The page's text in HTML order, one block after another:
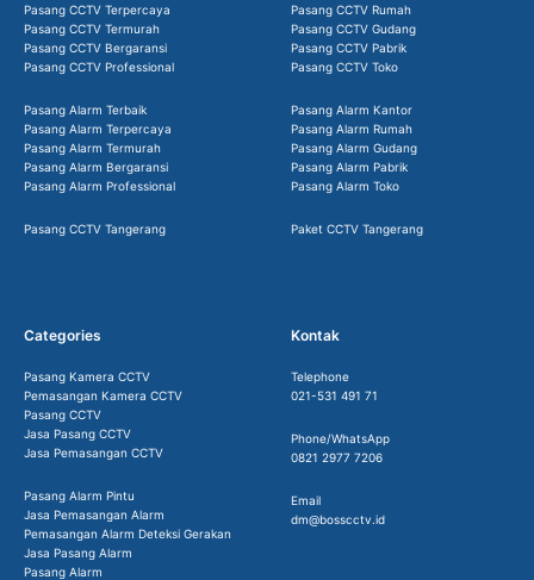
Pasang CCTV Terpercaya
Pasang CCTV Termurah
Pasang CCTV Bergaransi
Pasang CCTV Professional
Pasang Alarm Terbaik
Pasang Alarm Terpercaya
Pasang Alarm Termurah
Pasang Alarm Bergaransi
Pasang Alarm Professional
Pasang CCTV Tangerang
Pasang CCTV Rumah
Pasang CCTV Gudang
Pasang CCTV Pabrik
Pasang CCTV Toko
Pasang Alarm Kantor
Pasang Alarm Rumah
Pasang Alarm Gudang
Pasang Alarm Pabrik
Pasang Alarm Toko
Paket CCTV Tangerang
Categories
Pasang Kamera CCTV
Pemasangan Kamera CCTV
Pasang CCTV
Jasa Pasang CCTV
Jasa Pemasangan CCTV
Pasang Alarm Pintu
Jasa Pemasangan Alarm
Pemasangan Alarm Deteksi Gerakan
Jasa Pasang Alarm
Pasang Alarm
Kontak
Telephone
021-531 491 71
Phone/WhatsApp
0821 2977 7206
Email
dm@bosscctv.id